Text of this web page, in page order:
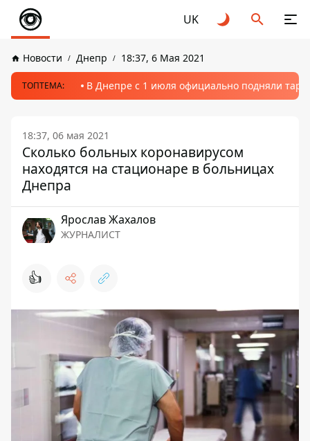
UK
Новости Днепр 18:37, 6 Мая 2021
ТОПТЕМА: В Днепре с 1 июля официально подняли
18:37, 06 мая 2021
Сколько больных коронавирусом
находятся на стационаре в больницах
Днепра
Ярослав Жахалов
ЖУРНАЛИСТ
👍